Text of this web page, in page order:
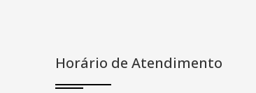
Horário de Atendimento